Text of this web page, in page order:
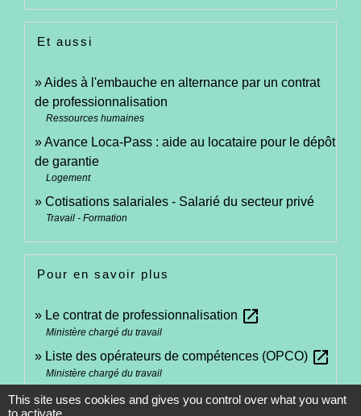
Et aussi
Aides à l'embauche en alternance par un contrat
de professionnalisation
Ressources humaines
Avance Loca-Pass : aide au locataire pour le dépôt
de garantie
Logement
Cotisations salariales - Salarié du secteur privé
Travail - Formation
Pour en savoir plus
Le contrat de professionnalisation open_in_new
Ministère chargé du travail
Liste des opérateurs de compétences (OPCO) open_in_new
Ministère chargé du travail
Rechercher une formation en alternanceopen_in_new
This site uses cookies and gives you control over what you want
to activate